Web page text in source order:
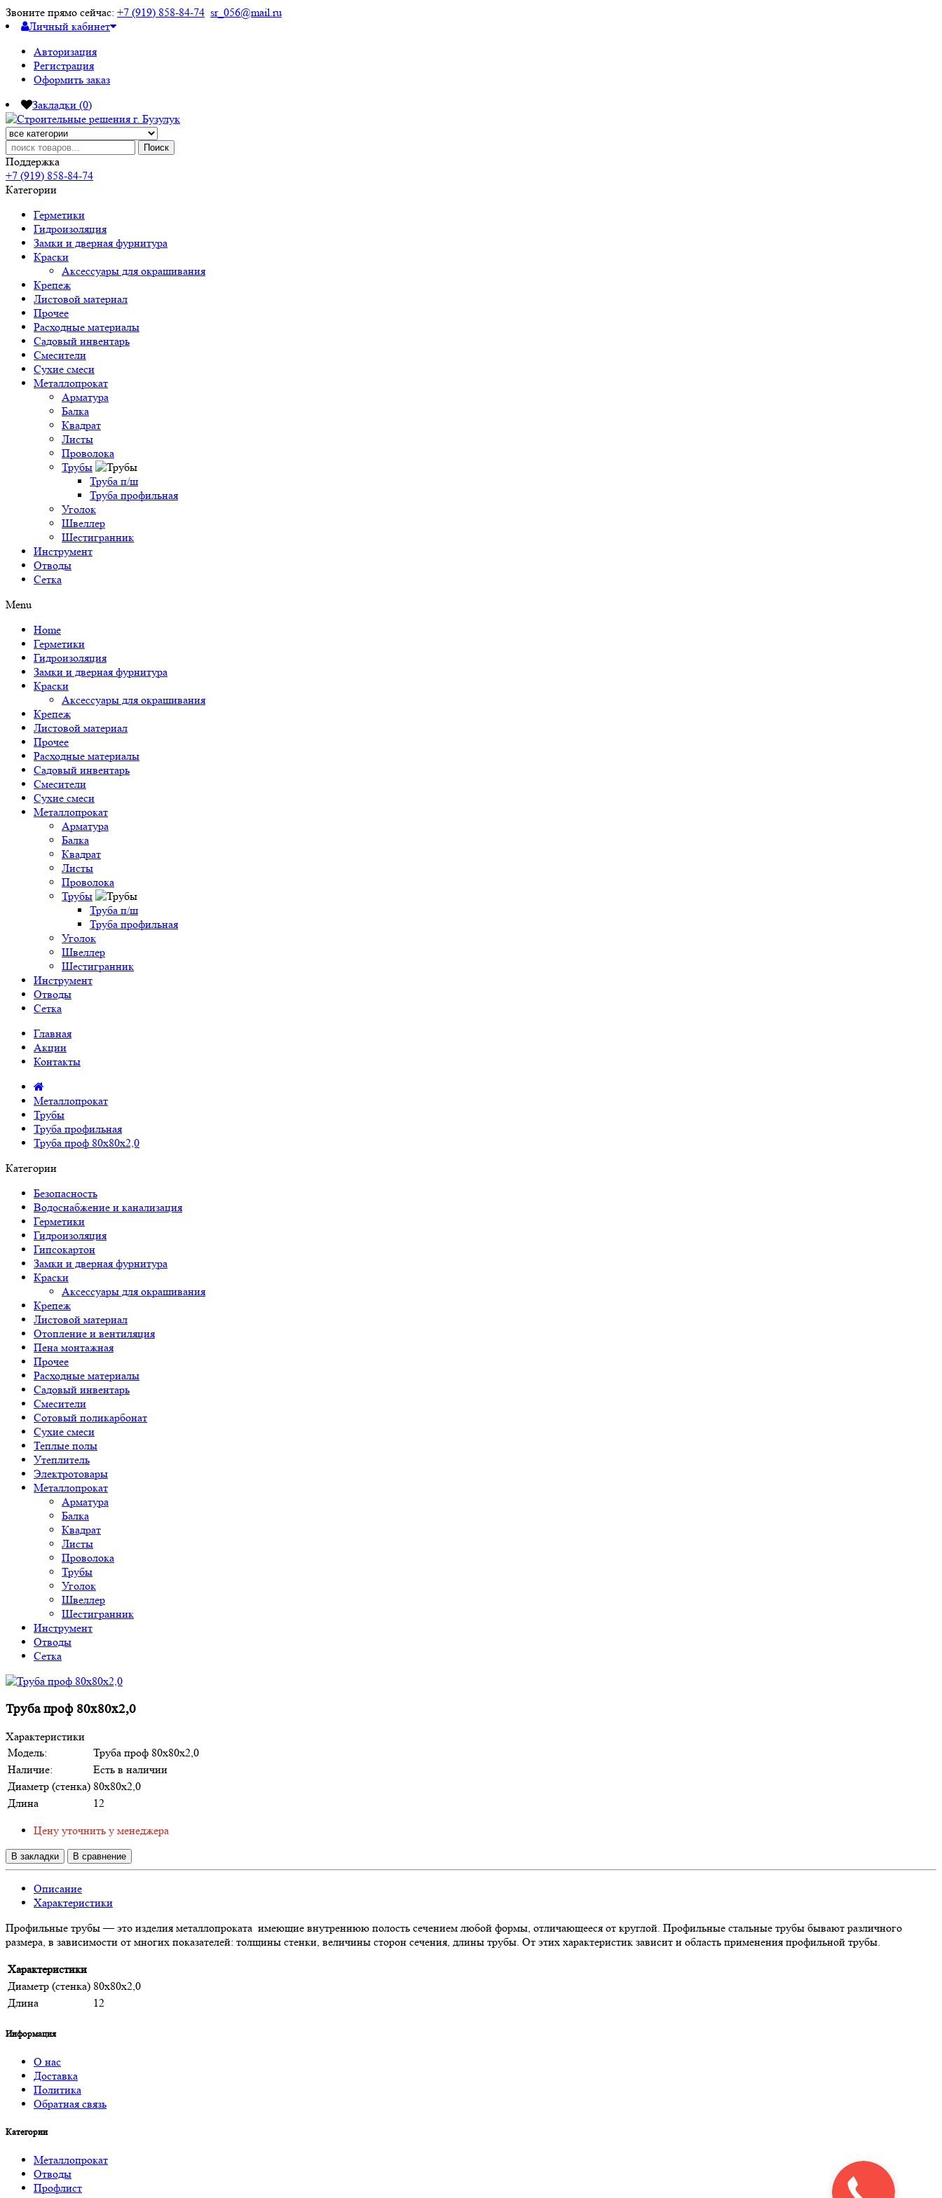
Звоните прямо сейчас: +7 (919) 858-84-74 sr_056@mail.ru
Личный кабинет
Авторизация
Регистрация
Оформить заказ
Закладки (0)
Поиск
Поддержка
+7 (919) 858-84-74
Категории
Герметики
Гидроизоляция
Замки и дверная фурнитура
Краски
Аксессуары для окрашивания
Крепеж
Листовой материал
Прочее
Расходные материалы
Садовый инвентарь
Смесители
Сухие смеси
Металлопрокат
Арматура
Балка
Квадрат
Листы
Проволока
Трубы
Труба п/ш
Труба профильная
Уголок
Швеллер
Шестигранник
Инструмент
Отводы
Сетка
Menu
Home
Герметики
Гидроизоляция
Замки и дверная фурнитура
Краски
Аксессуары для окрашивания
Крепеж
Листовой материал
Прочее
Расходные материалы
Садовый инвентарь
Смесители
Сухие смеси
Металлопрокат
Арматура
Балка
Квадрат
Листы
Проволока
Трубы
Труба п/ш
Труба профильная
Уголок
Швеллер
Шестигранник
Инструмент
Отводы
Сетка
Главная
Акции
Контакты
Металлопрокат
Трубы
Труба профильная
Труба проф 80х80х2,0
Категории
Безопасность
Водоснабжение и канализация
Герметики
Гидроизоляция
Гипсокартон
Замки и дверная фурнитура
Краски
Аксессуары для окрашивания
Крепеж
Листовой материал
Отопление и вентиляция
Пена монтажная
Прочее
Расходные материалы
Садовый инвентарь
Смесители
Сотовый поликарбонат
Сухие смеси
Теплые полы
Утеплитель
Электротовары
Металлопрокат
Арматура
Балка
Квадрат
Листы
Проволока
Трубы
Уголок
Швеллер
Шестигранник
Инструмент
Отводы
Сетка
Труба проф 80х80х2,0
Характеристики
Модель:
Труба проф 80х80х2,0
Наличие:
Есть в наличии
Диаметр (стенка) 80х80х2,0
Длина
12
Цену уточнить у менеджера
В закладки В сравнение
Описание
Характеристики
Профильные трубы — это изделия металлопроката имеющие внутреннюю полость сечением любой формы, отличающееся от круглой. Профильные стальные трубы бывают различного
размера, в зависимости от многих показателей: толщины стенки, величины сторон сечения, длины трубы. От этих характеристик зависит и область применения профильной трубы.
Характеристики
Диаметр (стенка) 80х80х2,0
Длина
12
Информация
О нас
Доставка
Политика
Обратная связь
Категории
Металлопрокат
Отводы
Профлист